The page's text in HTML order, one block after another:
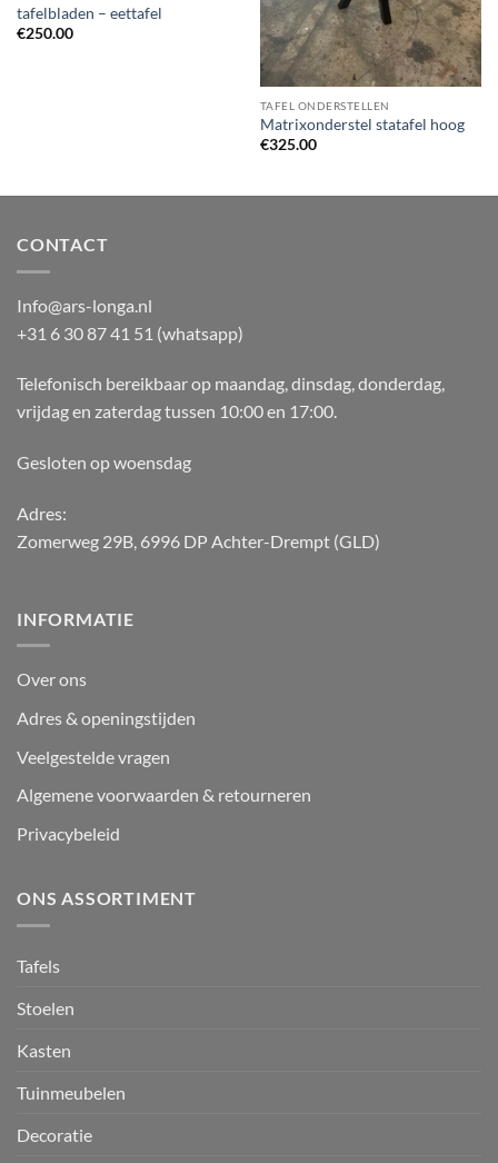
tafelbladen – eettafel
€250.00
TAFEL ONDERSTELLEN
Matrixonderstel statafel hoog
€325.00
CONTACT
Info@ars-longa.nl
+31 6 30 87 41 51 (whatsapp)
Telefonisch bereikbaar op maandag, dinsdag, donderdag,
vrijdag en zaterdag tussen 10:00 en 17:00.
Gesloten op woensdag
Adres:
Zomerweg 29B, 6996 DP Achter-Drempt (GLD)
INFORMATIE
Over ons
Adres & openingstijden
Veelgestelde vragen
Algemene voorwaarden & retourneren
Privacybeleid
ONS ASSORTIMENT
Tafels
Stoelen
Kasten
Tuinmeubelen
Decoratie